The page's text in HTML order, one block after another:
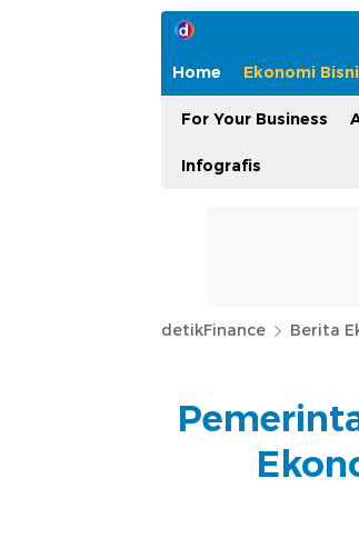
Home Ekonomi
For Your Business
Infografis
detikFinance Berita